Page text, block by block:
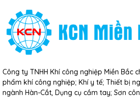
Công ty TNHH Khí công nghiệp Miền Bắc
phẩm khí công nghiệp; Khí y tế; Thiết bị
ngành Hàn-Cắt, Dụng cụ cầm tay; Sơn